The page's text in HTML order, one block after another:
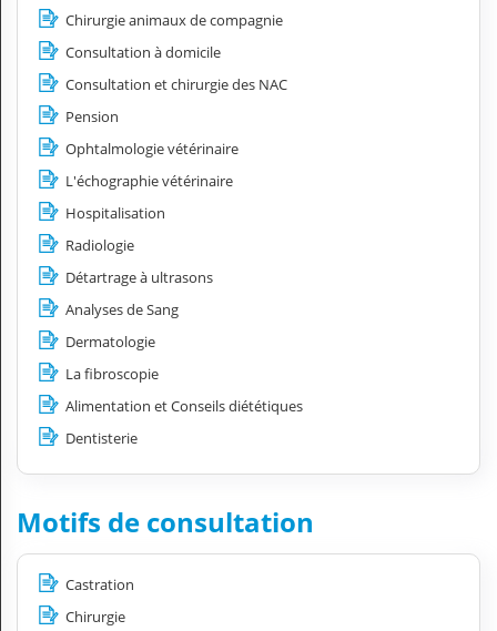
Chirurgie animaux de compagnie
Consultation à domicile
Consultation et chirurgie des NAC
Pension
Ophtalmologie vétérinaire
L'échographie vétérinaire
Hospitalisation
Radiologie
Détartrage à ultrasons
Analyses de Sang
Dermatologie
La fibroscopie
Alimentation et Conseils diététiques
Dentisterie
Motifs de consultation
Castration
Chirurgie